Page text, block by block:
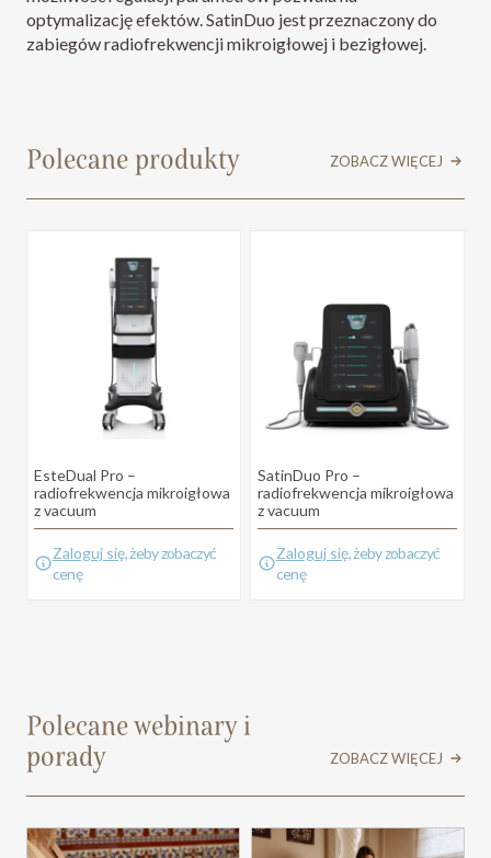
optymalizację efektów. SatinDuo jest przeznaczony do
zabiegów radiofrekwencji mikroigłowej i bezigłowej.
Polecane produkty ZOBACZ WIĘCEJ
EsteDual Pro –
radiofrekwencja mikroigłowa
z vacuum
Zaloguj się, żeby zobaczyć
cenę
SatinDuo Pro –
radiofrekwencja mikroigłowa
z vacuum
Zaloguj się, żeby zobaczyć
cenę
Polecane webinary i
porady
ZOBACZ WIĘCEJ